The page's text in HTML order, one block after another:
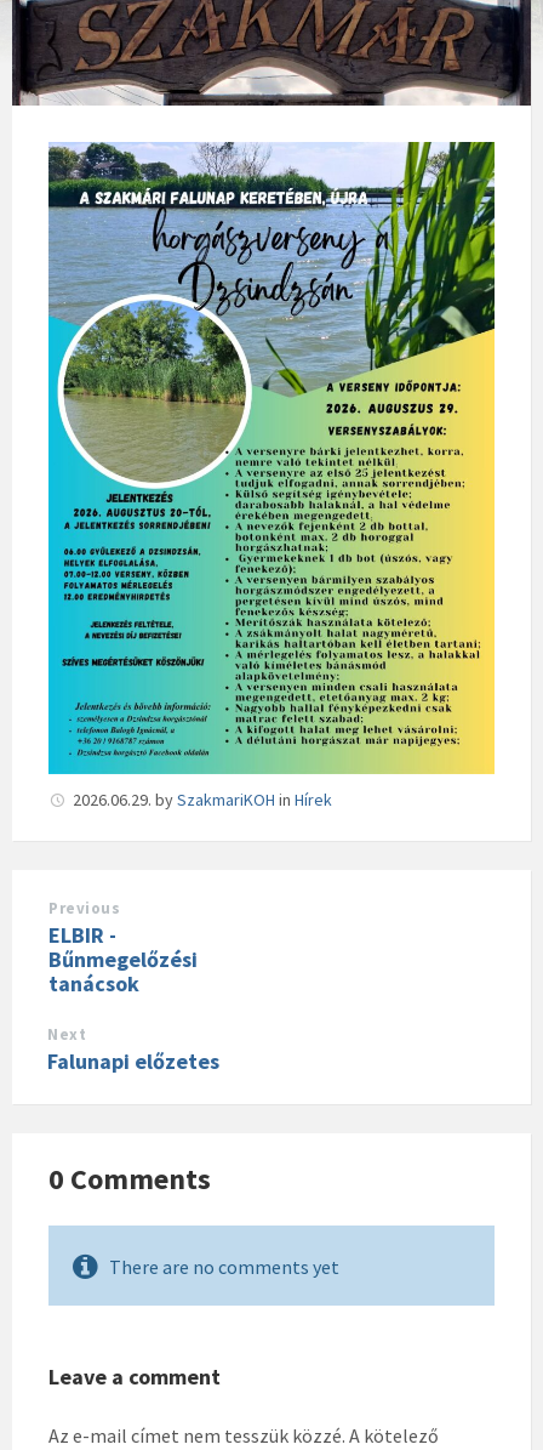
2026.06.29. bySzakmariKOH in Hírek
Previous
ELBIR -
Bűnmegelőzési
tanácsok
Next
Falunapi előzetes
0 Comments
There are no comments yet
Leave a comment
Az e-mail címet nem tesszük közzé. A kötelező